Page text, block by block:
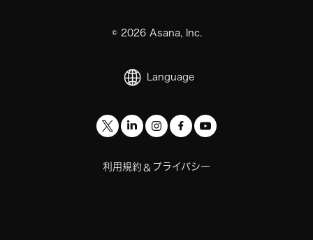
© 2026Asana, Inc.
Language
利用規約 & プライバシー